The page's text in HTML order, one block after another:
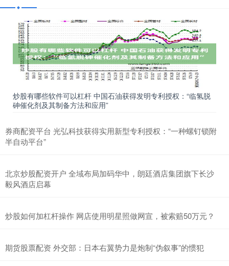
炒股有哪些软件可以杠杆 中国石油获得发明专利授权：“临氢脱
砷催化剂及其制备方法和应用”
券商配资平台 光弘科技获得实用新型专利授权：“一种螺钉锁附
半自动平台”
北京炒股配资开户 全域布局加码华中，朗廷酒店集团旗下长沙
毅风酒店启幕
炒股如何加杠杆操作 网店使用明星照做网宣，被索赔50万元？
期货股票配资 外交部：日本右翼势力是炮制“伪叙事”的惯犯